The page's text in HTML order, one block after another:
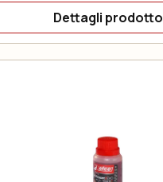
Dettagli prodotto